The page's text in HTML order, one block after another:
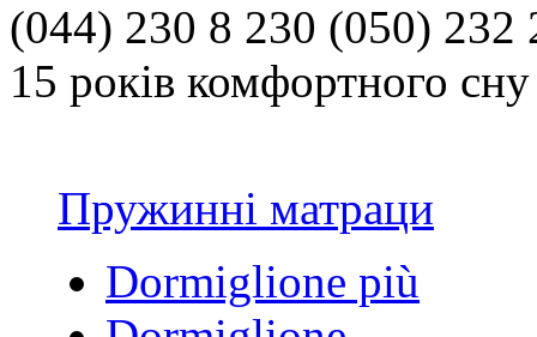
(044) 230 8 230 (050) 232
15 років комфортного
Пружинні матраци
Dormiglione più